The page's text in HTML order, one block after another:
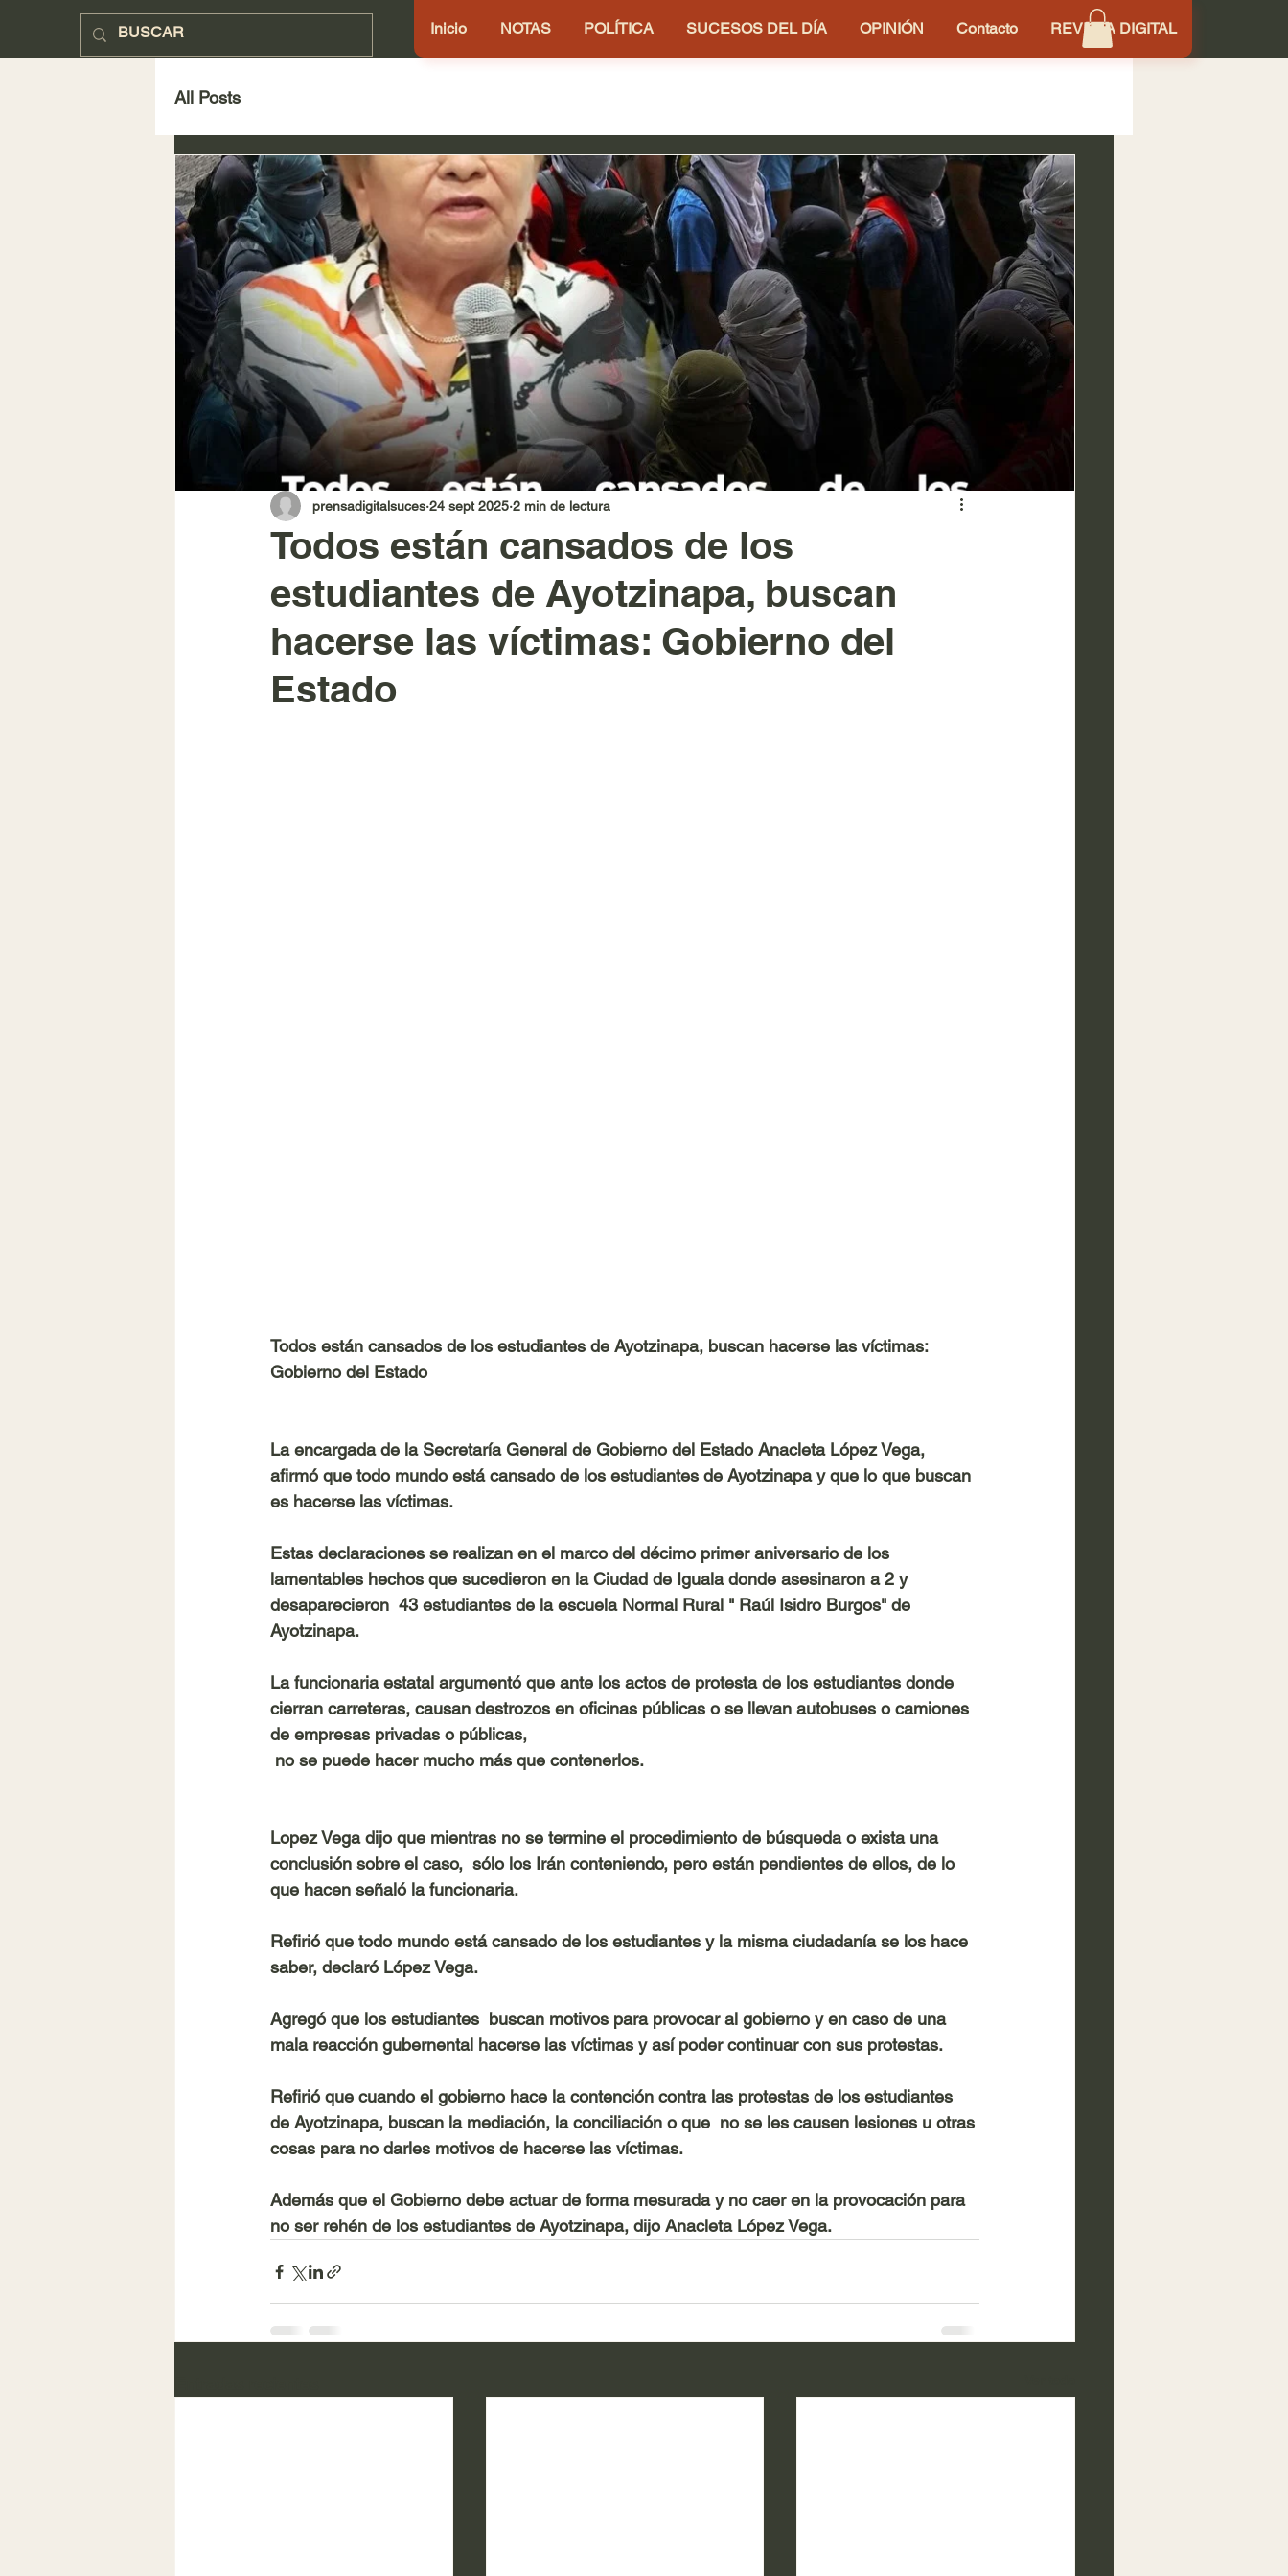
SUCESOS Inicio NOTAS POLÍTICA SUCESOS DEL DÍA OPINIÓN Contacto REVISTA DIGITAL
All Posts
Todos están cansados de los
estudiantes de Ayotzinapa, buscan
hacerse las víctimas: Gobierno del
Estado
prensadigitalsuces 24 sept 2025 2 min de lectura
Todos están cansados de los estudiantes de Ayotzinapa, buscan hacerse las víctimas:
Gobierno del Estado
La encargada de la Secretaría General de Gobierno del Estado Anacleta López Vega,
afirmó que todo mundo está cansado de los estudiantes de Ayotzinapa y que lo que buscan
es hacerse las víctimas.
Estas declaraciones se realizan en el marco del décimo primer aniversario de los
lamentables hechos que sucedieron en la Ciudad de Iguala donde asesinaron a 2 y
desaparecieron  43 estudiantes de la escuela Normal Rural " Raúl Isidro Burgos" de
Ayotzinapa.
La funcionaria estatal argumentó que ante los actos de protesta de los estudiantes donde
cierran carreteras, causan destrozos en oficinas públicas o se llevan autobuses o camiones
de empresas privadas o públicas,
no se puede hacer mucho más que contenerlos.
Lopez Vega dijo que mientras no se termine el procedimiento de búsqueda o exista una
conclusión sobre el caso,  sólo los Irán conteniendo, pero están pendientes de ellos, de lo
que hacen señaló la funcionaria.
Refirió que todo mundo está cansado de los estudiantes y la misma ciudadanía se los hace
saber, declaró López Vega.
Agregó que los estudiantes  buscan motivos para provocar al gobierno y en caso de una
mala reacción gubernental hacerse las víctimas y así poder continuar con sus protestas.
Refirió que cuando el gobierno hace la contención contra las protestas de los estudiantes
de Ayotzinapa, buscan la mediación, la conciliación o que  no se les causen lesiones u otras
cosas para no darles motivos de hacerse las víctimas.
Además que el Gobierno debe actuar de forma mesurada y no caer en la provocación para
no ser rehén de los estudiantes de Ayotzinapa, dijo Anacleta López Vega.